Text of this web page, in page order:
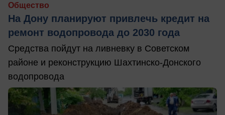
Общество
На Дону планируют привлечь кредит на
ремонт водопровода до 2030 года
Средства пойдут на ливневку в Советском
районе и реконструкцию Шахтинско-Донского
водопровода